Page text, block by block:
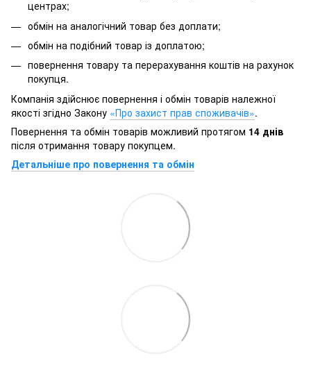
центрах;
обмін на аналогічний товар без доплати;
обмін на подібний товар із доплатою;
повернення товару та перерахування коштів на рахунок
покупця.
Компанія здійснює повернення і обмін товарів належної
якості згідно Закону «Про захист прав споживачів».
Повернення та обмін товарів можливий протягом 14 днів
після отримання товару покупцем.
Детальніше про повернення та обмін